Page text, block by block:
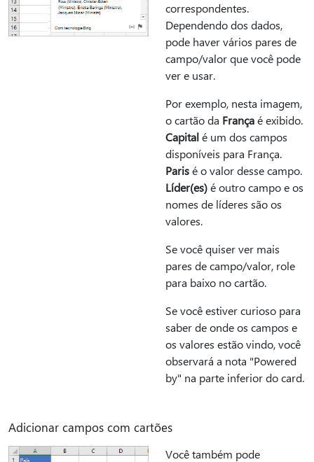
correspondentes.
Dependendo dos dados,
pode haver vários pares de
campo/valor que você pode
ver e usar.
Por exemplo, nesta imagem,
o cartão da Françaé exibido.
Capitalé um dos campos
disponíveis para França.
Parisé o valor desse campo.
Líder(es)é outro campo e os
nomes de líderes são os
valores.
Se você quiser ver mais
pares de campo/valor, role
para baixo no cartão.
Se você estiver curioso para
saber de onde os campos e
os valores estão vindo, você
observará a nota "Powered
by" na parte inferior do card.
Adicionar campos com cartões
Você também pode